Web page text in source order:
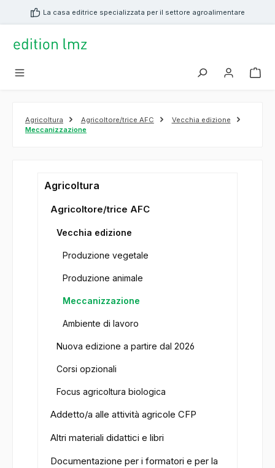
principaleLa casa editrice specializzata per il settore agroalimentare
Agricoltura Agricoltore/trice AFC
Vecchia edizione
Meccanizzazione
Agricoltura
Agricoltore/trice AFC
Vecchia edizione
Produzione vegetale
Produzione animale
Meccanizzazione
Ambiente di lavoro
Nuova edizione a partire dal 2026
Corsi opzionali
Focus agricoltura biologica
Addetto/a alle attività agricole CFP
Altri materiali didattici e libri
Documentazione per i formatori e per la